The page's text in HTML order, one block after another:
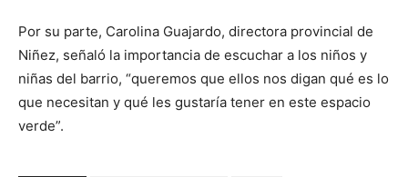
Por su parte, Carolina Guajardo, directora provincial de
Niñez, señaló la importancia de escuchar a los niños y
niñas del barrio, “queremos que ellos nos digan qué es lo
que necesitan y qué les gustaría tener en este espacio
verde”.